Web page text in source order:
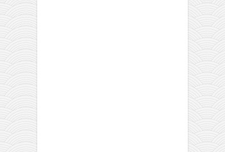
моја прича
моја прича
контакт